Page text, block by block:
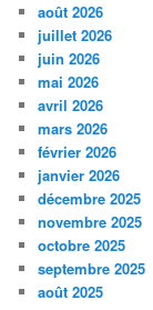
août 2026
juillet 2026
juin 2026
mai 2026
avril 2026
mars 2026
février 2026
janvier 2026
décembre 2025
novembre 2025
octobre 2025
septembre 2025
août 2025